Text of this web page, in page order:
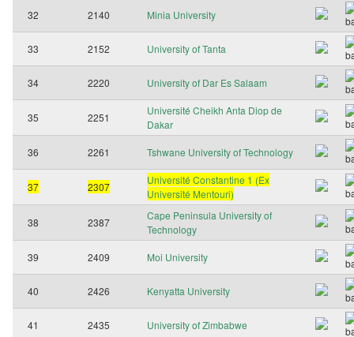
32 2140 Minia University
33 2152 University of Tanta
34 2220 University of Dar Es Salaam
35 2251
Université Cheikh Anta Diop de
Dakar
36 2261 Tshwane University of Technology
37 2307
Université Constantine 1 (Ex
Université Mentouri)
38 2387
Cape Peninsula University of
Technology
39 2409 Moi University
40 2426 Kenyatta University
41 2435 University of Zimbabwe